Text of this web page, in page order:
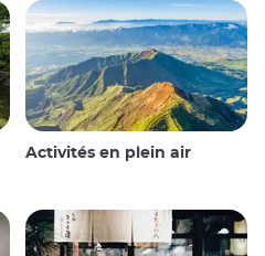
Activités en plein air